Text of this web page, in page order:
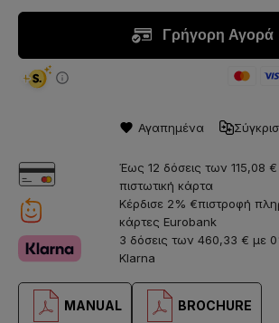
Αγαπημένα
Έως 12 δόσεις των 115,08 €
πιστωτική κάρτα
Κέρδισε 2% €πιστροφή
κάρτες Eurobank
3 δόσεις των 460,33 € με
Klarna
MANUAL BROCHURE